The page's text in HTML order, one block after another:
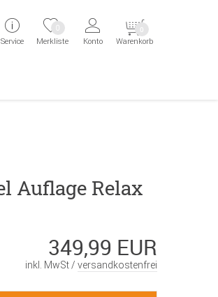
Service Merkliste
0
Konto Warenkorb
0
Auflage Relax
349,99 EUR
inkl. MwSt / versandkostenfrei